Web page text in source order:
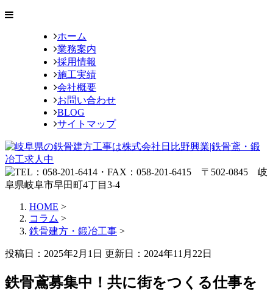
ホーム
業務案内
採用情報
施工実績
会社概要
お問い合わせ
BLOG
サイトマップ
HOME >
コラム >
鉄骨建方・鍛冶工事 >
投稿日：2025年2月1日 更新日： 2024年11月22日
鉄骨鳶募集中！共に街をつくる仕事を